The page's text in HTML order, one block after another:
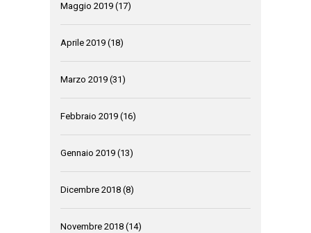
Maggio 2019 (17)
Aprile 2019 (18)
Marzo 2019 (31)
Febbraio 2019 (16)
Gennaio 2019 (13)
Dicembre 2018 (8)
Novembre 2018 (14)